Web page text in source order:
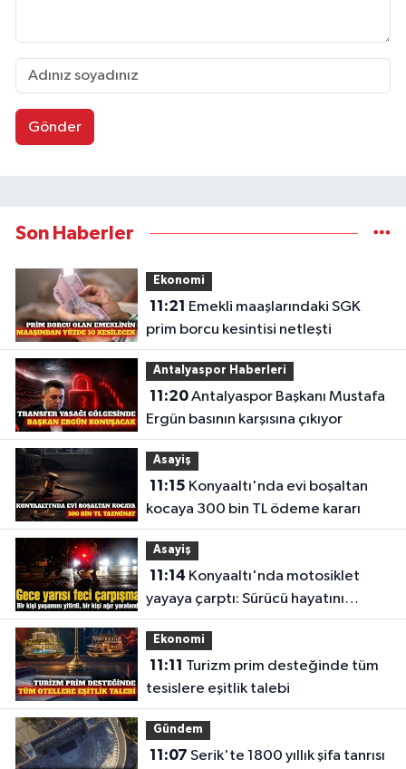
Gönder
Son Haberler
Ekonomi
11:21
prim borcu kesintisi netleşti
Antalyaspor Haberleri
11:20Antalyaspor Başkanı Mustafa
Ergün basının karşısına çıkıyor
Asayiş
11:15
kocaya 300 bin TL ödeme kararı
Asayiş
11:14
yayaya çarptı: Sürücü hayatını
kaybetti
Ekonomi
11:11
tesislere eşitlik talebi
Gündem
11:07